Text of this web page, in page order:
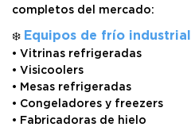
completos del mercado:
❄️ Equipos de frío industrial
• Vitrinas refrigeradas
• Visicoolers
• Mesas refrigeradas
• Congeladores y freezers
• Fabricadoras de hielo